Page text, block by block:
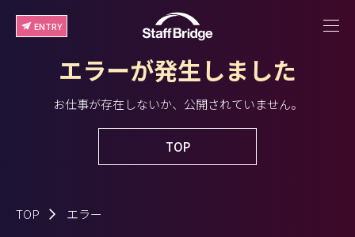
ENTRY
エラーが発生しました
お仕事が存在しないか、公開されていません。
TOP
TOP エラー